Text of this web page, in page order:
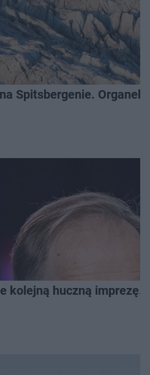
Spitsbergenie.
kolejną huczną imprezę.